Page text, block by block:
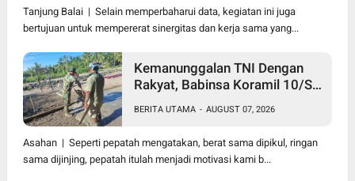
Tanjung Balai | Selain memperbaharui data, kegiatan ini juga
bertujuan untuk mempererat sinergitas dan kerja sama yang...
Kemanunggalan TNI Dengan
Rakyat, Babinsa Koramil 10/SK
(Cor) Bangun Rumah Warga
BERITA UTAMA - AUGUST 07, 2026
Asahan | Seperti pepatah mengatakan, berat sama dipikul, ringan
sama dijinjing, pepatah itulah menjadi motivasi kami b...